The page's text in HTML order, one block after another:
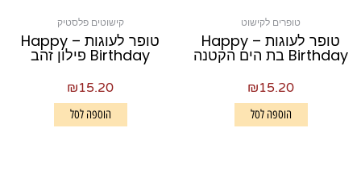
טופרים לקישוט
טופר לעוגות – Happy
Birthday בת הים הקטנה
₪15.20
הוספה לסל
קישוטים פלסטיק
טופר לעוגות – Happy
Birthday פילון זהב
₪15.20
הוספה לסל